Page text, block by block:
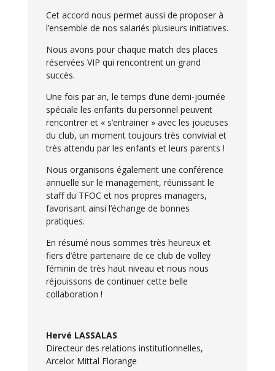
Cet accord nous permet aussi de proposer à
l’ensemble de nos salariés plusieurs initiatives.
Nous avons pour chaque match des places
réservées VIP qui rencontrent un grand
succès.
Une fois par an, le temps d’une demi-journée
spéciale les enfants du personnel peuvent
rencontrer et « s’entrainer » avec les joueuses
du club, un moment toujours très convivial et
très attendu par les enfants et leurs parents !
Nous organisons également une conférence
annuelle sur le management, réunissant le
staff du TFOC et nos propres managers,
favorisant ainsi l’échange de bonnes
pratiques.
En résumé nous sommes très heureux et
fiers d’être partenaire de ce club de volley
féminin de très haut niveau et nous nous
réjouissons de continuer cette belle
collaboration !
Hervé LASSALAS
Directeur des relations institutionnelles,
Arcelor Mittal Florange